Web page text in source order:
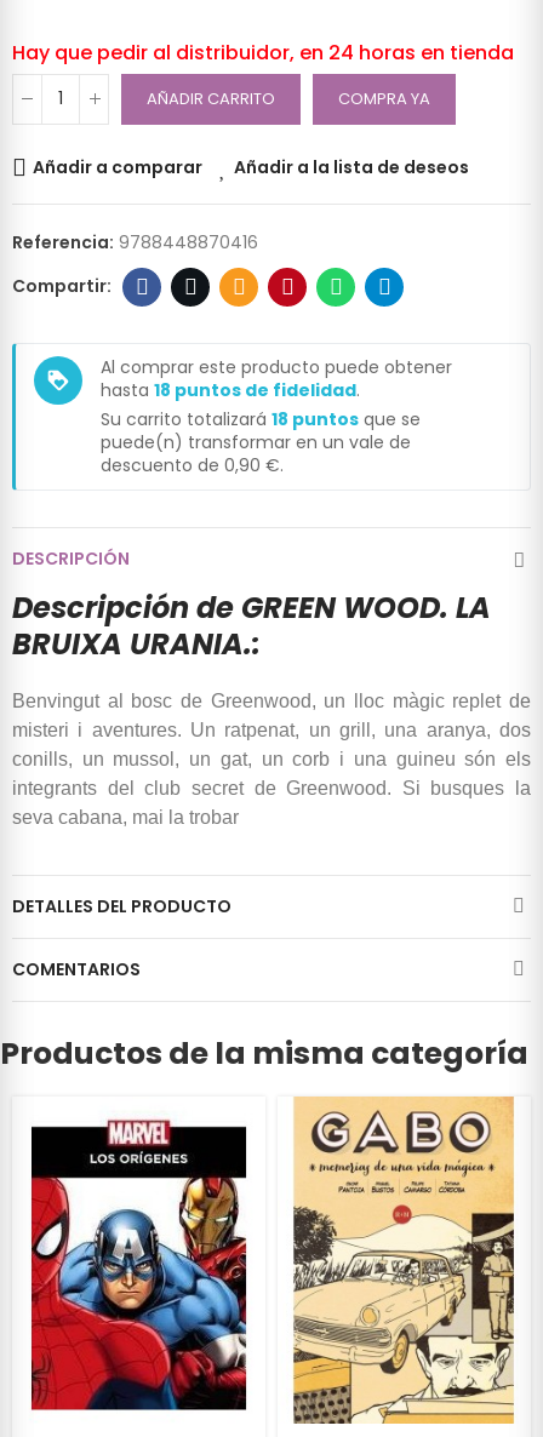
Hay que pedir al distribuidor, en 24 horas en tienda
AÑADIR CARRITO COMPRA YA
Añadir a comparar Añadir a la lista de deseos
Referencia: 9788448870416
loyalty
Al comprar este producto puede obtener
hasta 18 puntos de fidelidad.
Su carrito totalizará 18 puntos que se
puede(n) transformar en un vale de
descuento de 0,90 €.
DESCRIPCIÓN
Descripción de GREEN WOOD. LA
BRUIXA URANIA.:
Benvingut al bosc de Greenwood, un lloc màgic replet de
misteri i aventures. Un ratpenat, un grill, una aranya, dos
conills, un mussol, un gat, un corb i una guineu són els
integrants del club secret de Greenwood. Si busques la
seva cabana, mai la trobar
DETALLES DEL PRODUCTO
COMENTARIOS
Productos de la misma categoría